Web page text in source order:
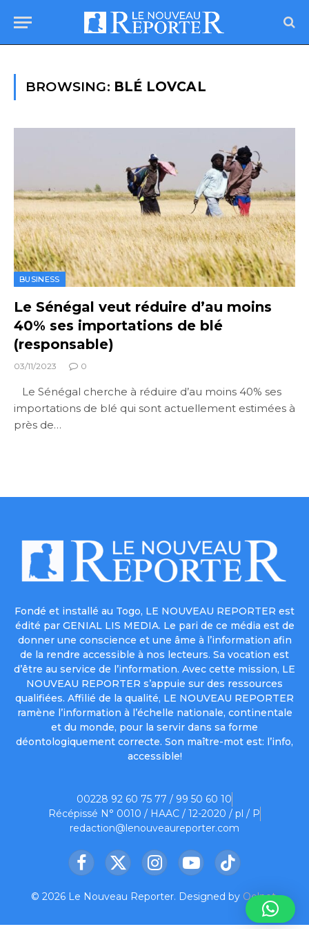
BROWSING: BLÉ LOVCAL
BUSINESS
Le Sénégal veut réduire d’au moins
40% ses importations de blé
(responsable)
03/11/2023 0
Le Sénégal cherche à réduire d’au moins 40% ses
importations de blé qui sont actuellement estimées à
près de…
Fondé et installé au Togo, LE NOUVEAU REPORTER est
édité par GENIAL LIS MEDIA. Le pari de ce média est de
donner une conscience et une âme à l’information afin
de la rendre accessible à nos lecteurs. Sa vocation est
d’être au service de l’information. Avec cette mission, LE
NOUVEAU REPORTER s’appuie sur des ressources
qualifiées. Affilié de la qualité, LE NOUVEAU REPORTER
ramène l’information à l’échelle nationale, continentale
et du monde, pour la servir dans sa forme
déontologiquement correcte. Son maître-mot est: l’info,
accessible!
00228 92 60 75 77 / 99 50 60 10
Récépissé N° 0010 / HAAC / 12-2020 / pl / P
redaction@lenouveaureporter.com
Facebook
X
InstagramYouTubeTikTok
© 2026 Le Nouveau Reporter. Designed by Oelnet.